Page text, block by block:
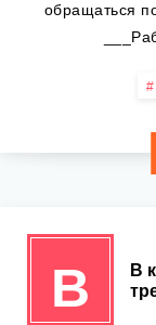
обращаться
В
В